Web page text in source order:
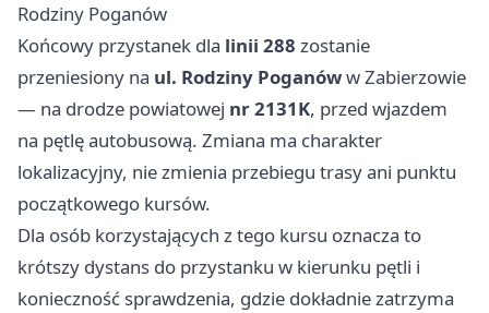
Rodziny Poganów
Końcowy przystanek dla linii 288 zostanie
przeniesiony na ul. Rodziny Poganóww Zabierzowie
— na drodze powiatowej nr 2131K, przed wjazdem
na pętlę autobusową. Zmiana ma charakter
lokalizacyjny, nie zmienia przebiegu trasy ani punktu
początkowego kursów.
Dla osób korzystających z tego kursu oznacza to
krótszy dystans do przystanku w kierunku pętli i
konieczność sprawdzenia, gdzie dokładnie zatrzyma